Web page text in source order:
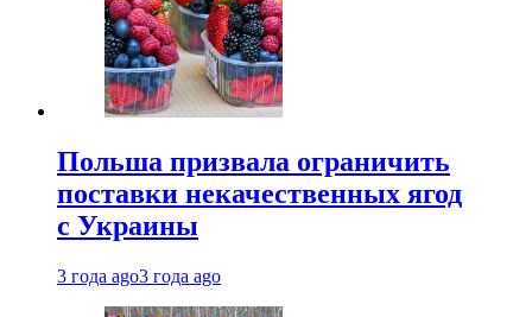
Польша призвала ограничить
поставки некачественных ягод
с Украины
3 года ago3 года ago